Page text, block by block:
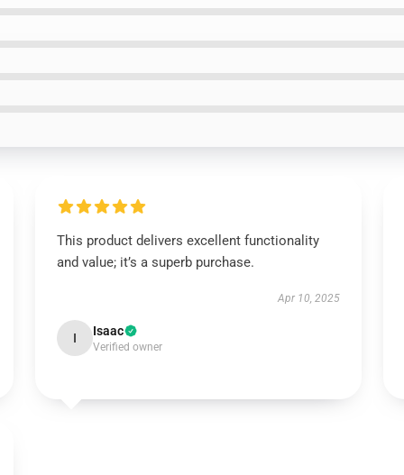
This product delivers excellent functionality
and value; it’s a superb purchase.
Apr 10, 2025
I Isaac
Verified owner